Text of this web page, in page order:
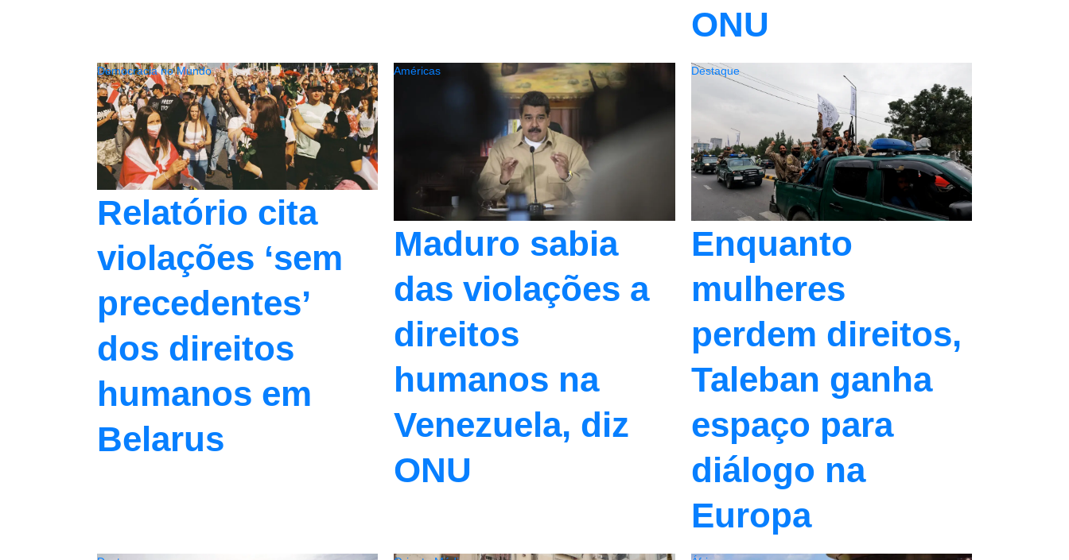
ONU
Relatório cita
violações ‘sem
precedentes’
dos direitos
humanos em
Belarus
Democracia no Mundo
Maduro sabia
das violações a
direitos
humanos na
Venezuela, diz
ONU
Américas
Enquanto
mulheres
perdem direitos,
Taleban ganha
espaço para
diálogo na
Europa
Destaque